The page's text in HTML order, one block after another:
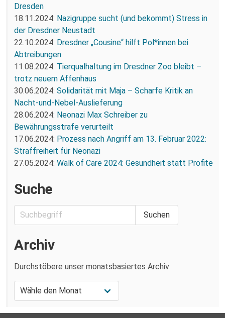
Dresden
18.11.2024: Nazigruppe sucht (und bekommt) Stress in
der Dresdner Neustadt
22.10.2024: Dresdner „Cousine“ hilft Pol*innen bei
Abtreibungen
11.08.2024: Tierqualhaltung im Dresdner Zoo bleibt –
trotz neuem Affenhaus
30.06.2024: Solidarität mit Maja – Scharfe Kritik an
Nacht-und-Nebel-Auslieferung
28.06.2024: Neonazi Max Schreiber zu
Bewährungsstrafe verurteilt
17.06.2024: Prozess nach Angriff am 13. Februar 2022:
Straffreiheit für Neonazi
27.05.2024: Walk of Care 2024: Gesundheit statt Profite
Suche
Archiv
Durchstöbere unser monatsbasiertes Archiv